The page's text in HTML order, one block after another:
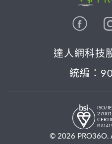
達人網科技
統編：
ISO/
27001
IS
© 2026 PRO36O.